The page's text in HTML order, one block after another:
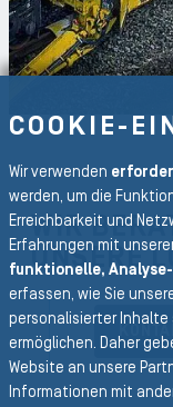
WIR
UNSERE
COOKIE-
Wir verwenden
werden, um die
Erreichbarkeit und
Erfahrungen mit
funktionelle,
erfassen, wie Sie
personalisierter
ermöglichen. Daher
Website an unsere
Informationen mit